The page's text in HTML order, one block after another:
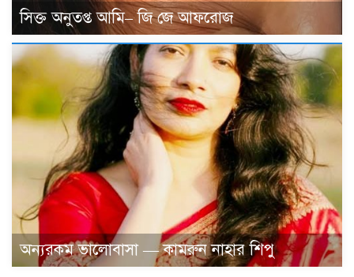
সিক্ত অনুতপ্ত আমি– জি জে আফরোজ
অন্যরকম ভালোবাসা — কামরুন নাহার শিপু